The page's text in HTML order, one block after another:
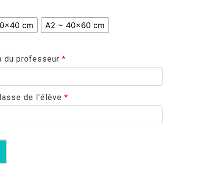
cm A2 ~ 40x60 cm
du professeur *
de l'élève *